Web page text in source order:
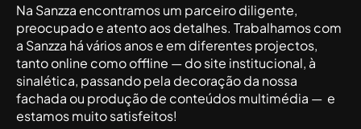
Na Sanzza encontramos um parceiro diligente,
preocupado e atento aos detalhes. Trabalhamos com
a Sanzza há vários anos e em diferentes projectos,
tanto online como offline — do site institucional, à
sinalética, passando pela decoração da nossa
fachada ou produção de conteúdos multimédia — e
estamos muito satisfeitos!